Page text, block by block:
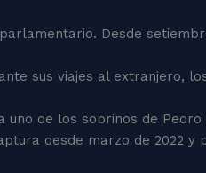
Desde
sus viajes al extranjero,
de los sobrinos de
desde marzo de 2022